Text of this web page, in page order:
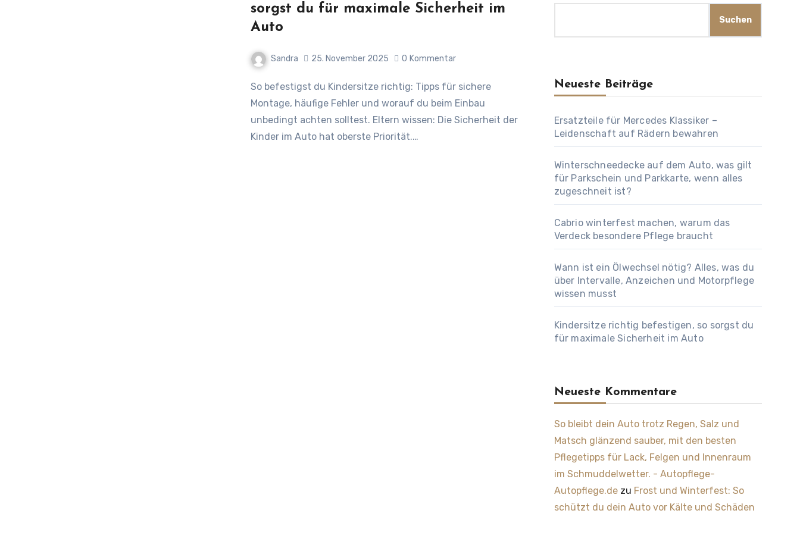
sorgst du für maximale Sicherheit im
Auto
Sandra 25. November 2025 0 Kommentar
So befestigst du Kindersitze richtig: Tipps für sichere
Montage, häufige Fehler und worauf du beim Einbau
unbedingt achten solltest. Eltern wissen: Die Sicherheit der
Kinder im Auto hat oberste Priorität.…
Suchen
Neueste Beiträge
Ersatzteile für Mercedes Klassiker –
Leidenschaft auf Rädern bewahren
Winterschneedecke auf dem Auto, was gilt
für Parkschein und Parkkarte, wenn alles
zugeschneit ist?
Cabrio winterfest machen, warum das
Verdeck besondere Pflege braucht
Wann ist ein Ölwechsel nötig? Alles, was du
über Intervalle, Anzeichen und Motorpflege
wissen musst
Kindersitze richtig befestigen, so sorgst du
für maximale Sicherheit im Auto
Neueste Kommentare
So bleibt dein Auto trotz Regen, Salz und
Matsch glänzend sauber, mit den besten
Pflegetipps für Lack, Felgen und Innenraum
im Schmuddelwetter. - Autopflege-
Autopflege.dezu Frost und Winterfest: So
schützt du dein Auto vor Kälte und Schäden